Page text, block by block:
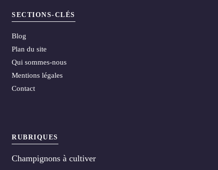
SECTIONS-CLÉS
Blog
Plan du site
Qui sommes-nous
Mentions légales
Contact
RUBRIQUES
Champignons à cultiver